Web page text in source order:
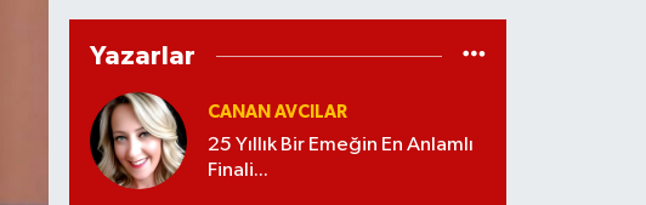
Yazarlar
CANAN AVCILAR
25 Yıllık Bir Emeğin En Anlamlı
Finali...